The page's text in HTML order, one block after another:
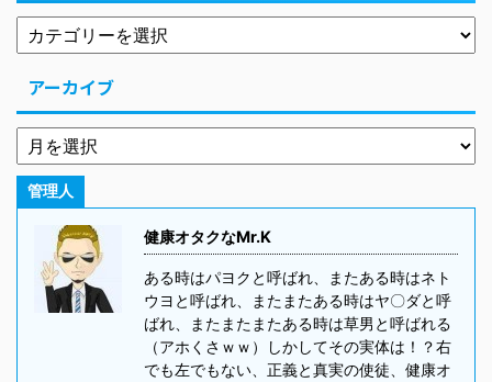
アーカイブ
管理人
健康オタクなMr.K
ある時はパヨクと呼ばれ、またある時はネト
ウヨと呼ばれ、またまたある時はヤ〇ダと呼
ばれ、またまたまたある時は草男と呼ばれる
（アホくさｗｗ）しかしてその実体は！？右
でも左でもない、正義と真実の使徒、健康オ